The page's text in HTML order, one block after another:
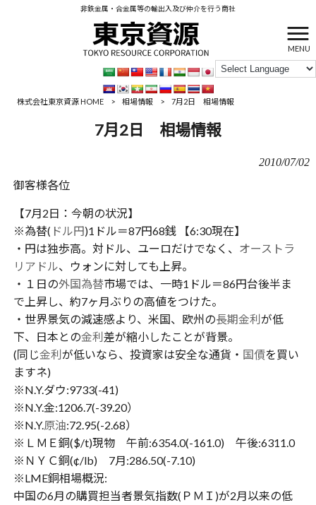
非鉄金属・合金属等の輸出入及び仲介を行う商社
MENU
株式会社東京資源 HOME > 相場情報 > 7月2日 相場情報
7月2日 相場情報
2010/07/02
御客様各位
【7月2日：今朝の状況】
※為替( ドル円)1ドル＝87円68銭 【6:30現在】
・円は独歩高。対ドル、ユーロだけでなく、 オーストラ
リアドル、ウォンに対しても上昇。
・１日の外国為替市場では、一時1ドル＝86円台後半ま
で上昇し、約7ヶ月ぶりの高値をつけた。
・世界景気の減速感より、米国、欧州の長期金利が低
下、日本との金利差が縮小したことが背景。
(同じ金利が低いなら、投資家は安全な通貨・ 国債を買い
ますネ)
※N.Y.ダウ:9733(-41)
※N.Y.金:1206.7(-39.20）
※N.Y.原油:72.95(-2.68）
※ＬＭＥ銅($/t)現物 午前:6354.0(-161.0) 午後:6311.0
※ＮＹＣ銅(¢/lb) 7月:286.50(-7.10)
※LME銅相場概況:
中国の6月の購買担当者景気指数(ＰＭＩ)が2月以来の低